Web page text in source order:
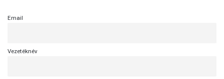
Email
Vezetéknév